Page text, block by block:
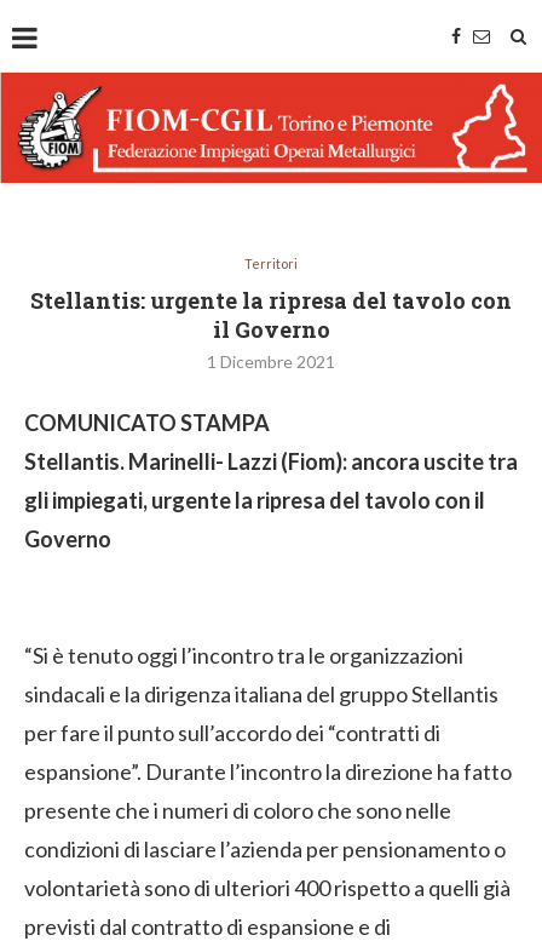
Territori
Stellantis: urgente la ripresa del tavolo con
il Governo
1 Dicembre 2021
COMUNICATO STAMPA
Stellantis. Marinelli- Lazzi (Fiom): ancora uscite tra
gli impiegati, urgente la ripresa del tavolo con il
Governo
“Si è tenuto oggi l’incontro tra le organizzazioni
sindacali e la dirigenza italiana del gruppo Stellantis
per fare il punto sull’accordo dei “contratti di
espansione”. Durante l’incontro la direzione ha fatto
presente che i numeri di coloro che sono nelle
condizioni di lasciare l’azienda per pensionamento o
volontarietà sono di ulteriori 400 rispetto a quelli già
previsti dal contratto di espansione e di